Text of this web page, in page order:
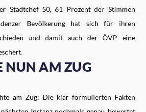
Stadtchef 50, 61 Prozent der Stimmen
Bevölkerung hat sich für ihren
und damit auch der ÖVP eine
NUN AM ZUG
am Zug: Die klar formulierten Fakten